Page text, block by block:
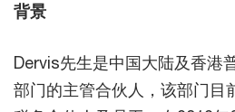
背景
Dervis先生是中国大陆及香港
部门的主管合伙人，该部门目